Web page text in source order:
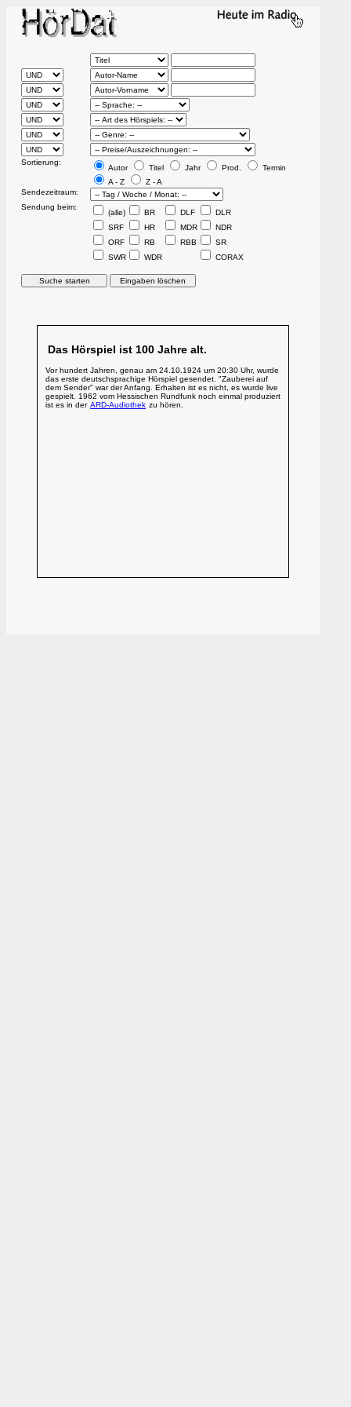
Sortierung:
Autor Titel Jahr Prod.
Termin
A - Z
Z - A
Sendezeitraum:
Sendung beim:
(alle) BR DLF
DLR
SRF
HR MDR
NDR
ORF
RB RBB
SR
SWR
WDR CORAX
Das Hörspiel ist 100 Jahre alt.
Vor hundert Jahren, genau am 24.10.1924 um 20:30 Uhr, wurde
das erste deutschsprachige Hörspiel gesendet. "Zauberei auf
dem Sender" war der Anfang. Erhalten ist es nicht, es wurde live
gespielt. 1962 vom Hessischen Rundfunk noch einmal produziert
ist es in der ARD-Audiothek zu hören.